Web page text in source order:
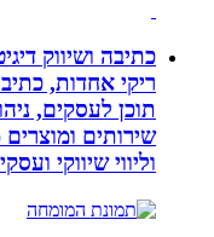
כתיבה ושיווק דיגיטלי
ריקי אחדות, כתיבה
תוכן לעסקים, ניהול
שירותים ומוצרים
וליווי שיווקי ועסקי.